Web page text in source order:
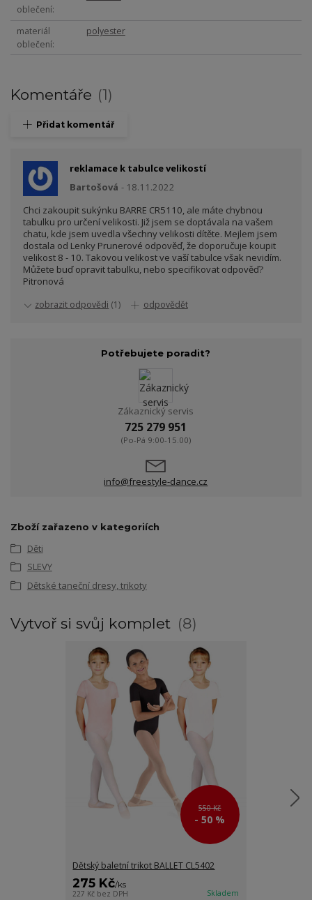
oblečení
materiál
oblečení
polyester
Komentáře 1
Přidat komentář
reklamace k tabulce velikostí
Bartošová
18.11.2022
Chci zakoupit sukýnku BARRE CR5110, ale máte chybnou
tabulku pro určení velikosti. Již jsem se doptávala na vašem
chatu, kde jsem uvedla všechny velikosti dítěte. Mejlem jsem
dostala od Lenky Prunerové odpověď, že doporučuje koupit
velikost 8 - 10. Takovou velikost ve vaší tabulce však nevidím.
Můžete buď opravit tabulku, nebo specifikovat odpověď?
Pitronová
zobrazit odpovědi (1) odpovědět
Potřebujete poradit?
Zákaznický servis
725 279 951
(Po-Pá 9:00-15.00)
info@freestyle-dance.cz
Zboží zařazeno v kategoriích
Děti
SLEVY
Dětské taneční dresy, trikoty
Vytvoř si svůj komplet 8
550 Kč
- 50 %
Dětský baletní trikot BALLET CL5402
275 Kč/ks
227 Kč bez DPH Skladem